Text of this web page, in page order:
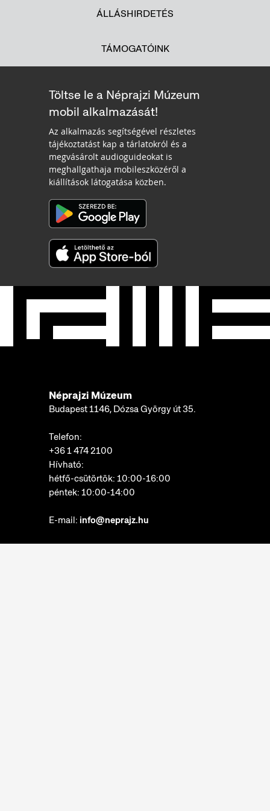
ÁLLÁSHIRDETÉS
TÁMOGATÓINK
Töltse le a Néprajzi Múzeum
mobil alkalmazását!
Az alkalmazás segítségével részletes
tájékoztatást kap a tárlatokról és a
megvásárolt audioguideokat is
meghallgathaja mobileszközéről a
kiállítások látogatása közben.
Néprajzi Múzeum
Budapest 1146, Dózsa György út 35.
Telefon:
+36 1 474 2100
Hívható:
hétfő-csütörtök: 10:00-16:00
péntek: 10:00-14:00
E-mail: info@neprajz.hu
Etnoshop: